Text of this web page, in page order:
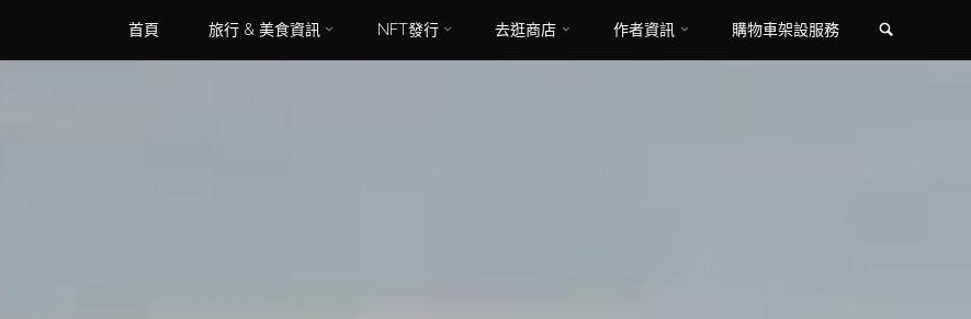
Skip
首頁 旅行 & 美食資訊 NFT發行 去逛商店 作者資訊 購物車架設服務